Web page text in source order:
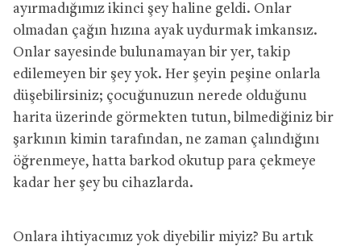
ayırmadığımız ikinci şey haline geldi. Onlar
olmadan çağın hızına ayak uydurmak imkansız.
Onlar sayesinde bulunamayan bir yer, takip
edilemeyen bir şey yok. Her şeyin peşine onlarla
düşebilirsiniz; çocuğunuzun nerede olduğunu
harita üzerinde görmekten tutun, bilmediğiniz bir
şarkının kimin tarafından, ne zaman çalındığını
öğrenmeye, hatta barkod okutup para çekmeye
kadar her şey bu cihazlarda.
Onlara ihtiyacımız yok diyebilir miyiz? Bu artık